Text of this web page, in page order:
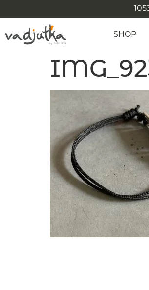
SHOP